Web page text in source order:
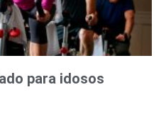
para idosos